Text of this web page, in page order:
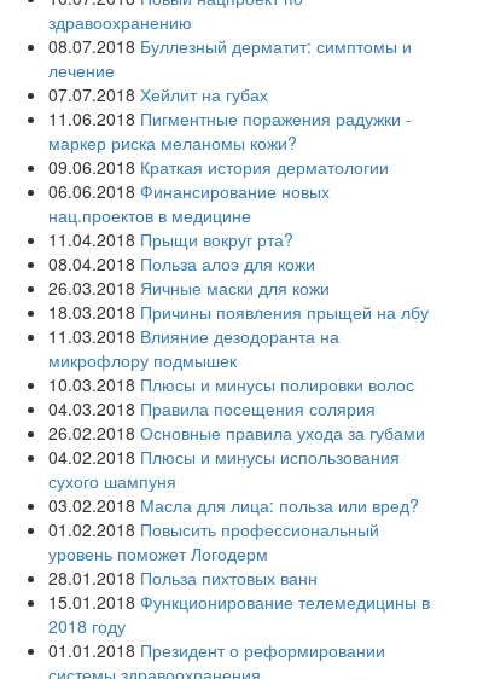
здравоохранению
08.07.2018 Буллезный дерматит: симптомы и
лечение
07.07.2018 Хейлит на губах
11.06.2018 Пигментные поражения радужки -
маркер риска меланомы кожи?
09.06.2018 Краткая история дерматологии
06.06.2018 Финансирование новых
нац.проектов в медицине
11.04.2018 Прыщи вокруг рта?
08.04.2018 Польза алоэ для кожи
26.03.2018 Яичные маски для кожи
18.03.2018 Причины появления прыщей на лбу
11.03.2018 Влияние дезодоранта на
микрофлору подмышек
10.03.2018 Плюсы и минусы полировки волос
04.03.2018 Правила посещения солярия
26.02.2018 Основные правила ухода за губами
04.02.2018 Плюсы и минусы использования
сухого шампуня
03.02.2018 Масла для лица: польза или вред?
01.02.2018 Повысить профессиональный
уровень поможет Логодерм
28.01.2018 Польза пихтовых ванн
15.01.2018 Функционирование телемедицины в
2018 году
01.01.2018 Президент о реформировании
системы здравоохранения